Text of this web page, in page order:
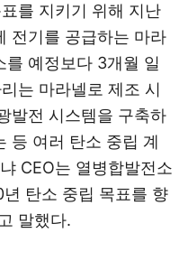
를 지키기 위해 지난
전기를 공급하는 마라
를 예정보다 3개월 일
는 마라넬로 제조 시
발전 시스템을 구축하
등 여러 탄소 중립 계
CEO는 열병합발전소
탄소 중립 목표를 향
말했다.